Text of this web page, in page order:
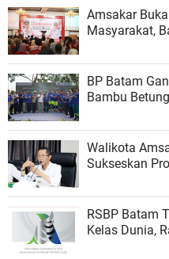
Amsakar
Masyarakat,
BP Batam
Bambu
Walikota
Sukseskan
RSBP Batam
Kelas Dunia,